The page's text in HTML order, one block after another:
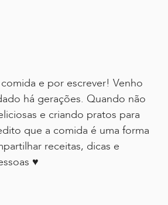
e por escrever! Venho
há gerações. Quando não
e criando pratos para
que a comida é uma forma
receitas, dicas e
♥